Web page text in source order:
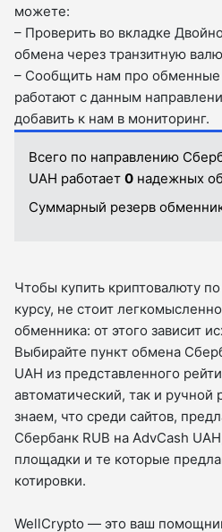
можете:
– Проверить во вкладкe
обмена через транзитную
– Сообщить нам про обменные
работают с данным
добавить к нам в мониторинг.
Всего по направлению
UAH работает 0 надежных
Суммарный резерв
Чтобы купить криптовалюту
курсу, не стоит
обменника: от этого зависит
Выбирайте пункт обмена
UAH из представленного
автоматический, так и
знаем, что среди сайтов,
Сбербанк RUB на AdvCash
площадки и те которые
котировки.
WellCrypto — это ваш